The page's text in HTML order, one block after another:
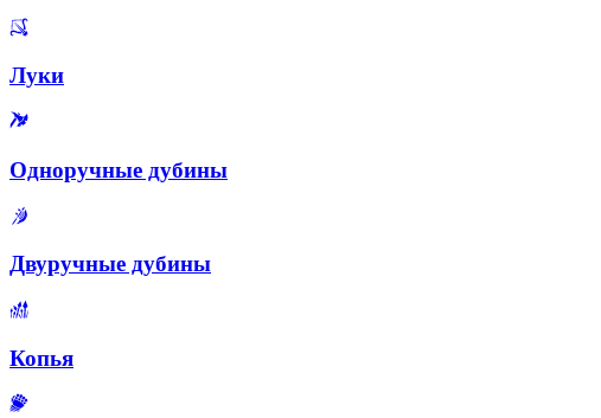
Луки
Одноручные дубины
Двуручные дубины
Копья